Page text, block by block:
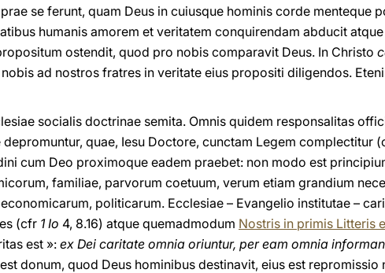
se ferunt, quam Deus in cuiusque hominis corde menteque
humanis amorem et veritatem conquirendam abducit
ostendit, quod pro nobis comparavit Deus. In Christo
ad nostros fratres in veritate eius propositi diligendos.
socialis doctrinae semita. Omnis quidem responsalitas
quae, Iesu Doctore, cunctam Legem complectitur
cum Deo proximoque eadem praebet: non modo est
familiae, parvorum coetuum, verum etiam grandium
politicarum. Ecclesiae – Evangelio institutae –
(cfr 1 Io 4, 8.16) atque quemadmodum Nostris in primis Litteris
est »: ex Dei caritate omnia oriuntur, per eam omnia
donum, quod Deus hominibus destinavit, eius est repromissio